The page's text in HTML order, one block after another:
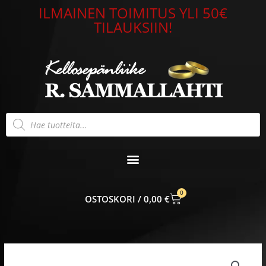
ILMAINEN TOIMITUS YLI 50€
TILAUKSIIN!
Products
search
0,00 €
0
CART